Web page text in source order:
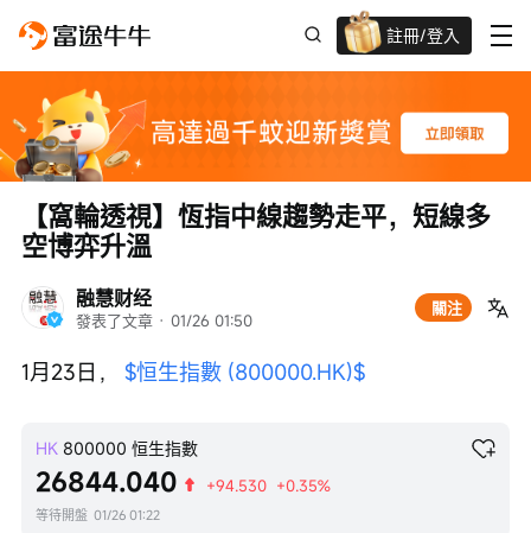
註冊/登入
迎新驚喜賞 股票/BTC等任你揀!
融慧财经
發表了文章 · 01/26 01:50
關注
【窩輪透視】恆指中線趨勢走平，短線多
空博弈升溫
1月23日， $恒生指數 (800000.HK)$
HK 800000 恒生指數
26844.040 +94.530 +0.35%
等待開盤 01/26 01:22